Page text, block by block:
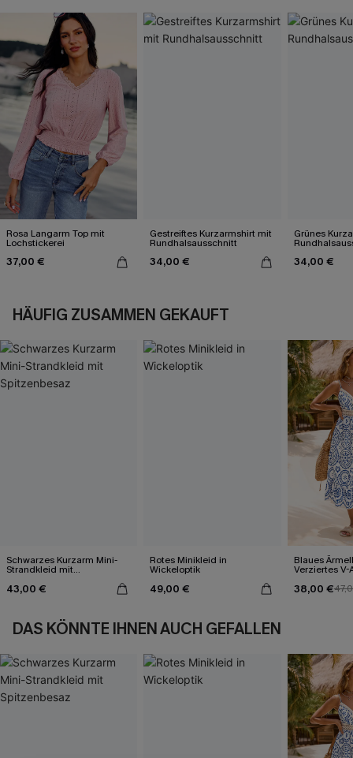
Rosa Langarm Top mit
Lochstickerei
37,00 €
Gestreiftes Kurzarmshirt mit
Rundhalsausschnitt
34,00 €
Grünes
34,00 €
HÄUFIG ZUSAMMEN GEKAUFT
Schwarzes Kurzarm Mini-
Strandkleid mit
43,00 €
Rotes Minikleid in
Wickeloptik
49,00 €
Blaues
Verziertes
38,00 €
DAS KÖNNTE IHNEN AUCH GEFALLEN